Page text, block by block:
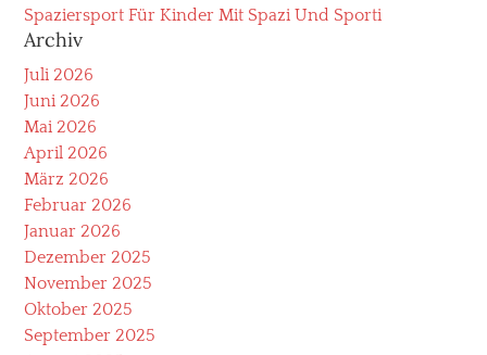
Spaziersport Für Kinder Mit Spazi Und Sporti
Archiv
Juli 2026
Juni 2026
Mai 2026
April 2026
März 2026
Februar 2026
Januar 2026
Dezember 2025
November 2025
Oktober 2025
September 2025